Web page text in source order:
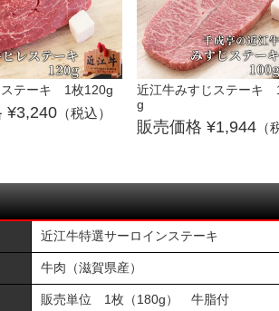
ステーキ 1枚120g
3,240 （税込）
近江牛みすじステーキ
g
1,944 （
近江牛特選サーロインステーキ
牛肉（滋賀県産）
販売単位 1枚（180g） 牛脂付